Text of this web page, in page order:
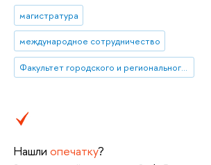
магистратура
международное сотрудничество
Факультет городского и регионального развития
Нашли опечатку?